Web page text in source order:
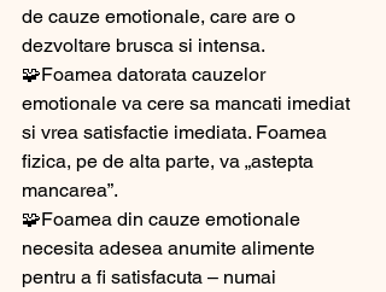
de cauze emotionale, care are o
dezvoltare brusca si intensa.
🧩Foamea datorata cauzelor
emotionale va cere sa mancati imediat
si vrea satisfactie imediata. Foamea
fizica, pe de alta parte, va „astepta
mancarea”.
🧩Foamea din cauze emotionale
necesita adesea anumite alimente
pentru a fi satisfacuta – numai